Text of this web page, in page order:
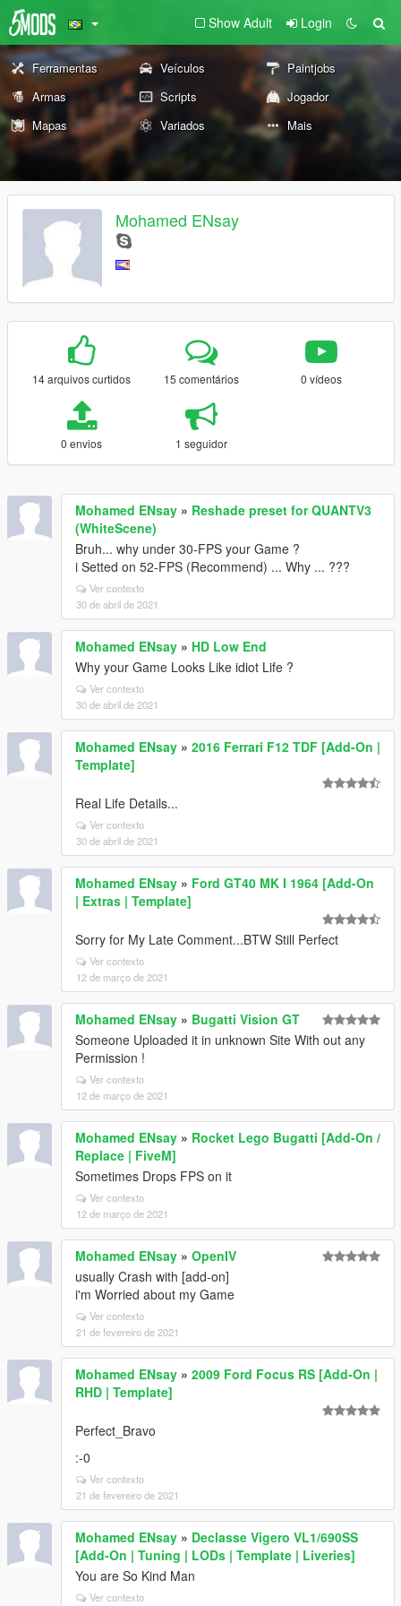
Show Adult Login
Ferramentas Veículos
Paintjobs
Armas
Scripts
Jogador
Mapas
Variados Mais
Mohamed ENsay
14 arquivos curtidos 15 comentários 0 vídeos
0 envios 1 seguidor
Mohamed ENsay » Reshade preset for QUANTV3
(WhiteScene)
Bruh... why under 30-FPS your Game ?
i Setted on 52-FPS (Recommend) ... Why ... ???
Ver contexto
30 de abril de 2021
Mohamed ENsay » HD Low End
Why your Game Looks Like idiot Life ?
Ver contexto
30 de abril de 2021
Mohamed ENsay » 2016 Ferrari F12 TDF [Add-On |
Template]
Real Life Details...
Ver contexto
30 de abril de 2021
Mohamed ENsay » Ford GT40 MK I 1964 [Add-On
| Extras | Template]
Sorry for My Late Comment...BTW Still Perfect
Ver contexto
12 de março de 2021
Mohamed ENsay » Bugatti Vision GT
Someone Uploaded it in unknown Site With out any
Permission !
Ver contexto
12 de março de 2021
Mohamed ENsay » Rocket Lego Bugatti [Add-On /
Replace | FiveM]
Sometimes Drops FPS on it
Ver contexto
12 de março de 2021
Mohamed ENsay » OpenIV
usually Crash with [add-on]
i'm Worried about my Game
Ver contexto
21 de fevereiro de 2021
Mohamed ENsay » 2009 Ford Focus RS [Add-On |
RHD | Template]
Perfect_Bravo
:-0
Ver contexto
21 de fevereiro de 2021
Mohamed ENsay » Declasse Vigero VL1/690SS
[Add-On | Tuning | LODs | Template | Liveries]
You are So Kind Man
Ver contexto